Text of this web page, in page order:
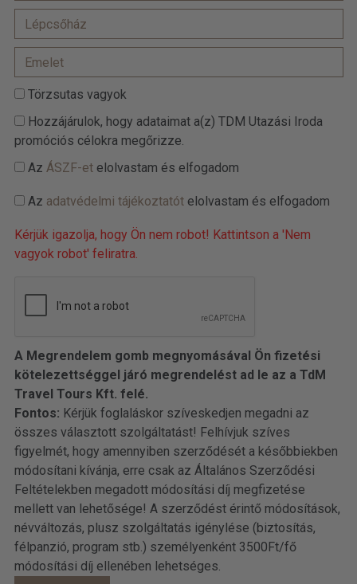
Törzsutas vagyok
Hozzájárulok, hogy adataimat a(z) TDM Utazási Iroda
promóciós célokra megőrizze.
Az ÁSZF-etelolvastam és elfogadom
Az adatvédelmi tájékoztatótelolvastam és elfogadom
Kérjük igazolja, hogy Ön nem robot! Kattintson a 'Nem
vagyok robot' feliratra.
A Megrendelem gomb megnyomásával Ön fizetési
kötelezettséggel járó megrendelést ad le az a TdM
Travel Tours Kft. felé.
Fontos: Kérjük foglaláskor szíveskedjen megadni az
összes választott szolgáltatást! Felhívjuk szíves
figyelmét, hogy amennyiben szerződését a későbbiekben
módosítani kívánja, erre csak az Általános Szerződési
Feltételekben megadott módosítási díj megfizetése
mellett van lehetősége! A szerződést érintő módosítások,
névváltozás, plusz szolgáltatás igénylése (biztosítás,
félpanzió, program stb.) személyenként 3500Ft/fő
módosítási díj ellenében lehetséges.